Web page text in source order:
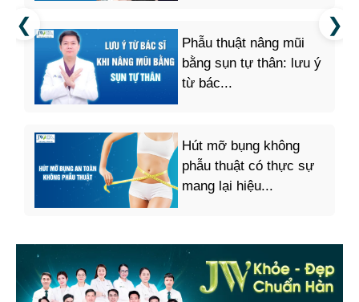
Phẫu thuật nâng mũi
bằng sụn tự thân: lưu ý
từ bác...
Hút mỡ bụng không
phẫu thuật có thực sự
mang lại hiệu...